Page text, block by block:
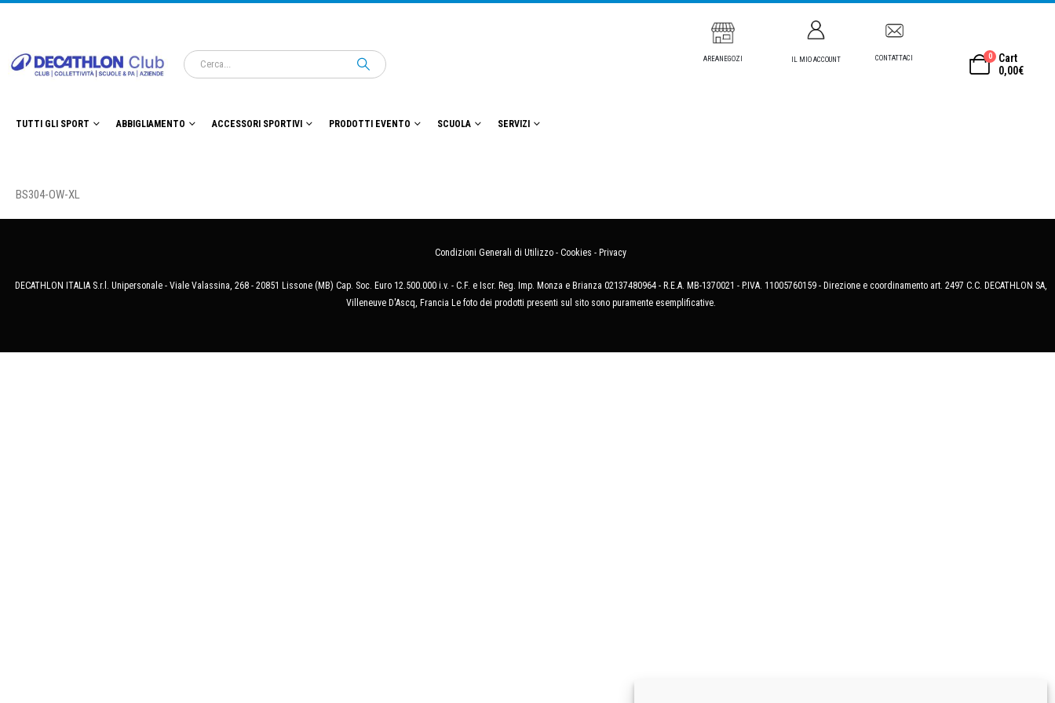
AREANEGOZI IL MIO ACCOUNT CONTATTACI 0
Cart
0,00€
TUTTI GLI SPORT ABBIGLIAMENTO ACCESSORI SPORTIVI PRODOTTI EVENTO SCUOLA SERVIZI
BS304-OW-XL
Condizioni Generali di Utilizzo - Cookies - Privacy
DECATHLON ITALIA S.r.l. Unipersonale - Viale Valassina, 268 - 20851 Lissone (MB) Cap. Soc. Euro 12.500.000 i.v. - C.F. e Iscr. Reg. Imp. Monza e Brianza 02137480964 - R.E.A. MB-1370021 - P.IVA. 11005760159 - Direzione e coordinamento art. 2497 C.C. DECATHLON SA,
Villeneuve D'Ascq, Francia Le foto dei prodotti presenti sul sito sono puramente esemplificative.